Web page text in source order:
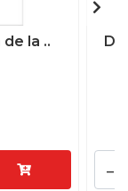
la ..
-